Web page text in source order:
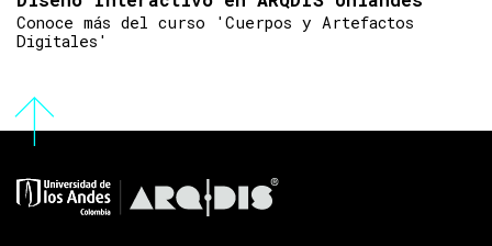
Conoce más del curso 'Cuerpos y Artefactos
Digitales'